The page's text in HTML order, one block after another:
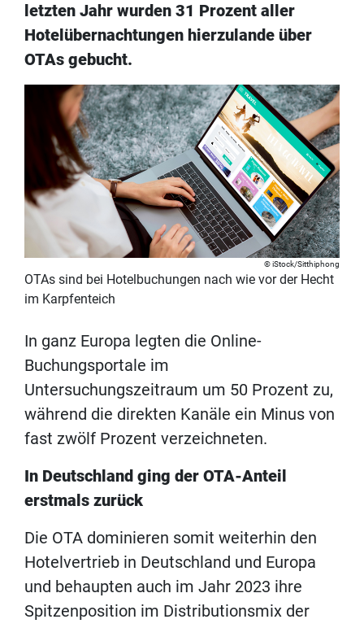
letzten Jahr wurden 31 Prozent aller
Hotelübernachtungen hierzulande über
OTAs gebucht.
iStock/Sitthiphong
OTAs sind bei Hotelbuchungen nach wie vor der Hecht
im Karpfenteich
In ganz Europa legten die Online-
Buchungsportale im
Untersuchungszeitraum um 50 Prozent zu,
während die direkten Kanäle ein Minus von
fast zwölf Prozent verzeichneten.
In Deutschland ging der OTA-Anteil
erstmals zurück
Die OTA dominieren somit weiterhin den
Hotelvertrieb in Deutschland und Europa
und behaupten auch im Jahr 2023 ihre
Spitzenposition im Distributionsmix der